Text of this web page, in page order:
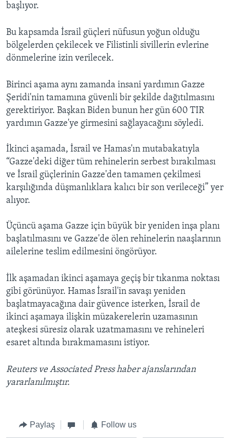
başlıyor.
Bu kapsamda İsrail güçleri nüfusun yoğun olduğu
bölgelerden çekilecek ve Filistinli sivillerin evlerine
dönmelerine izin verilecek.
Birinci aşama aynı zamanda insani yardımın Gazze
Şeridi'nin tamamına güvenli bir şekilde dağıtılmasını
gerektiriyor. Başkan Biden bunun her gün 600 TIR
yardımın Gazze'ye girmesini sağlayacağını söyledi.
İkinci aşamada, İsrail ve Hamas'ın mutabakatıyla
“Gazze'deki diğer tüm rehinelerin serbest bırakılması
ve İsrail güçlerinin Gazze'den tamamen çekilmesi
karşılığında düşmanlıklara kalıcı bir son verileceği” yer
alıyor.
Üçüncü aşama Gazze için büyük bir yeniden inşa planı
başlatılmasını ve Gazze'de ölen rehinelerin naaşlarının
ailelerine teslim edilmesini öngörüyor.
İlk aşamadan ikinci aşamaya geçiş bir tıkanma noktası
gibi görünüyor. Hamas İsrail'in savaşı yeniden
başlatmayacağına dair güvence isterken, İsrail de
ikinci aşamaya ilişkin müzakerelerin uzamasının
ateşkesi süresiz olarak uzatmamasını ve rehineleri
esaret altında bırakmamasını istiyor.
Reuters ve Associated Press haber ajanslarından
yararlanılmıştır.
Paylaş Follow us